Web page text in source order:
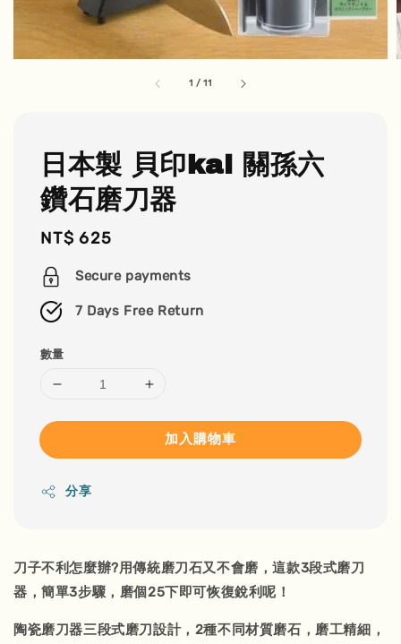
1 /11
日本製 貝印kai 關孫六
鑽石磨刀器
Regular
price
NT$ 625
Secure payments
7 Days Free Return
數量
加入購物車
分享
刀子不利怎麼辦?用傳統磨刀石又不會磨，這款3段式磨刀
器，簡單3步驟，磨個25下即可恢復銳利呢！
陶瓷磨刀器三段式磨刀設計，2種不同材質磨石，磨工精細，